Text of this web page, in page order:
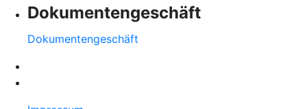
Dokumentengeschäft
Dokumentengeschäft